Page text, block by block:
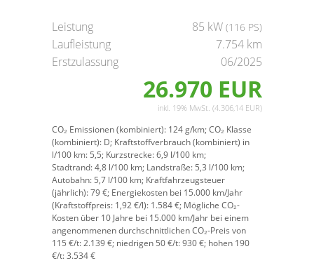
Leistung 85 kW (116 PS)
Laufleistung
7.754 km
Erstzulassung
06/2025
26.970 EUR
inkl. 19% MwSt. (4.306,14 EUR)
CO₂ Emissionen (kombiniert): 124 g/km;CO₂ Klasse
(kombiniert): D; Kraftstoffverbrauch (kombiniert) in
l/100 km: 5,5; Kurzstrecke:6,9 l/100 km;
Stadtrand:4,8 l/100 km; Landstraße: 5,3 l/100 km;
Autobahn: 5,7 l/100 km; Kraftfahrzeugsteuer
(jährlich):79 €; Energiekosten bei 15.000 km/Jahr
(Kraftstoffpreis: 1,92€/l): 1.584 €; Mögliche CO₂-
Kosten über 10 Jahre bei 15.000 km/Jahr bei einem
angenommenen durchschnittlichen CO₂-Preis von
115 €/t:2.139 €; niedrigen 50 €/t: 930 €; hohen 190
€/t: 3.534 €